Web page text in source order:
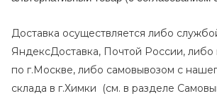
Доставка осуществляется либо
ЯндексДоставка, Почтой России,
по г.Москве, либо самовывозом с
склада в г.Химки (см. в разделе